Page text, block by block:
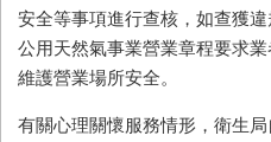
安全等事項進行查核，如查獲
公用天然氣事業營業章程要求
維護營業場所安全。
有關心理關懷服務情形，衛生局